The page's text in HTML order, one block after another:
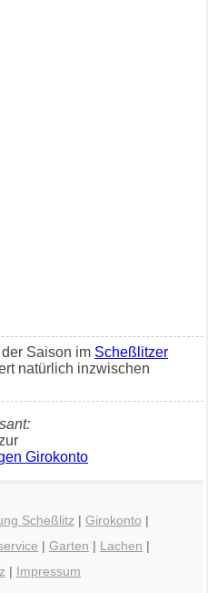
Saison im Scheßlitzer
natürlich inzwischen
Girokonto
Scheßlitz | Girokonto |
| Garten | Lachen |
| Impressum